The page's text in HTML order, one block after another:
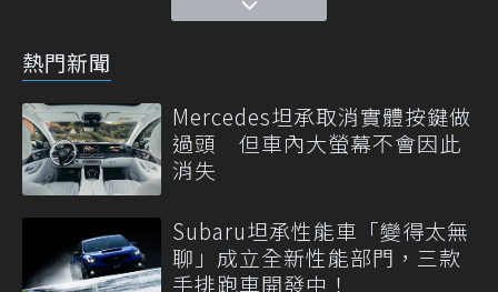
熱門新聞
Mercedes坦承取消實體按鍵做
過頭 但車內大螢幕不會因此
消失
Subaru坦承性能車「變得太無
聊」成立全新性能部門，三款
手排跑車開發中！